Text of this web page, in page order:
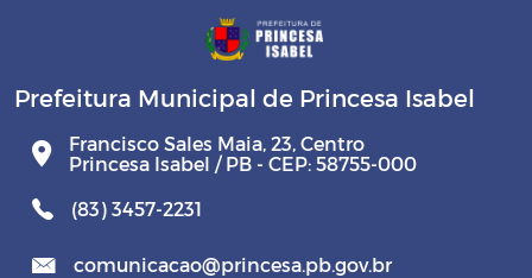
Prefeitura Municipal de Princesa Isabel
Francisco Sales Maia, 23, Centro
Princesa Isabel / PB - CEP: 58755-000
(83) 3457-2231
comunicacao@princesa.pb.gov.br